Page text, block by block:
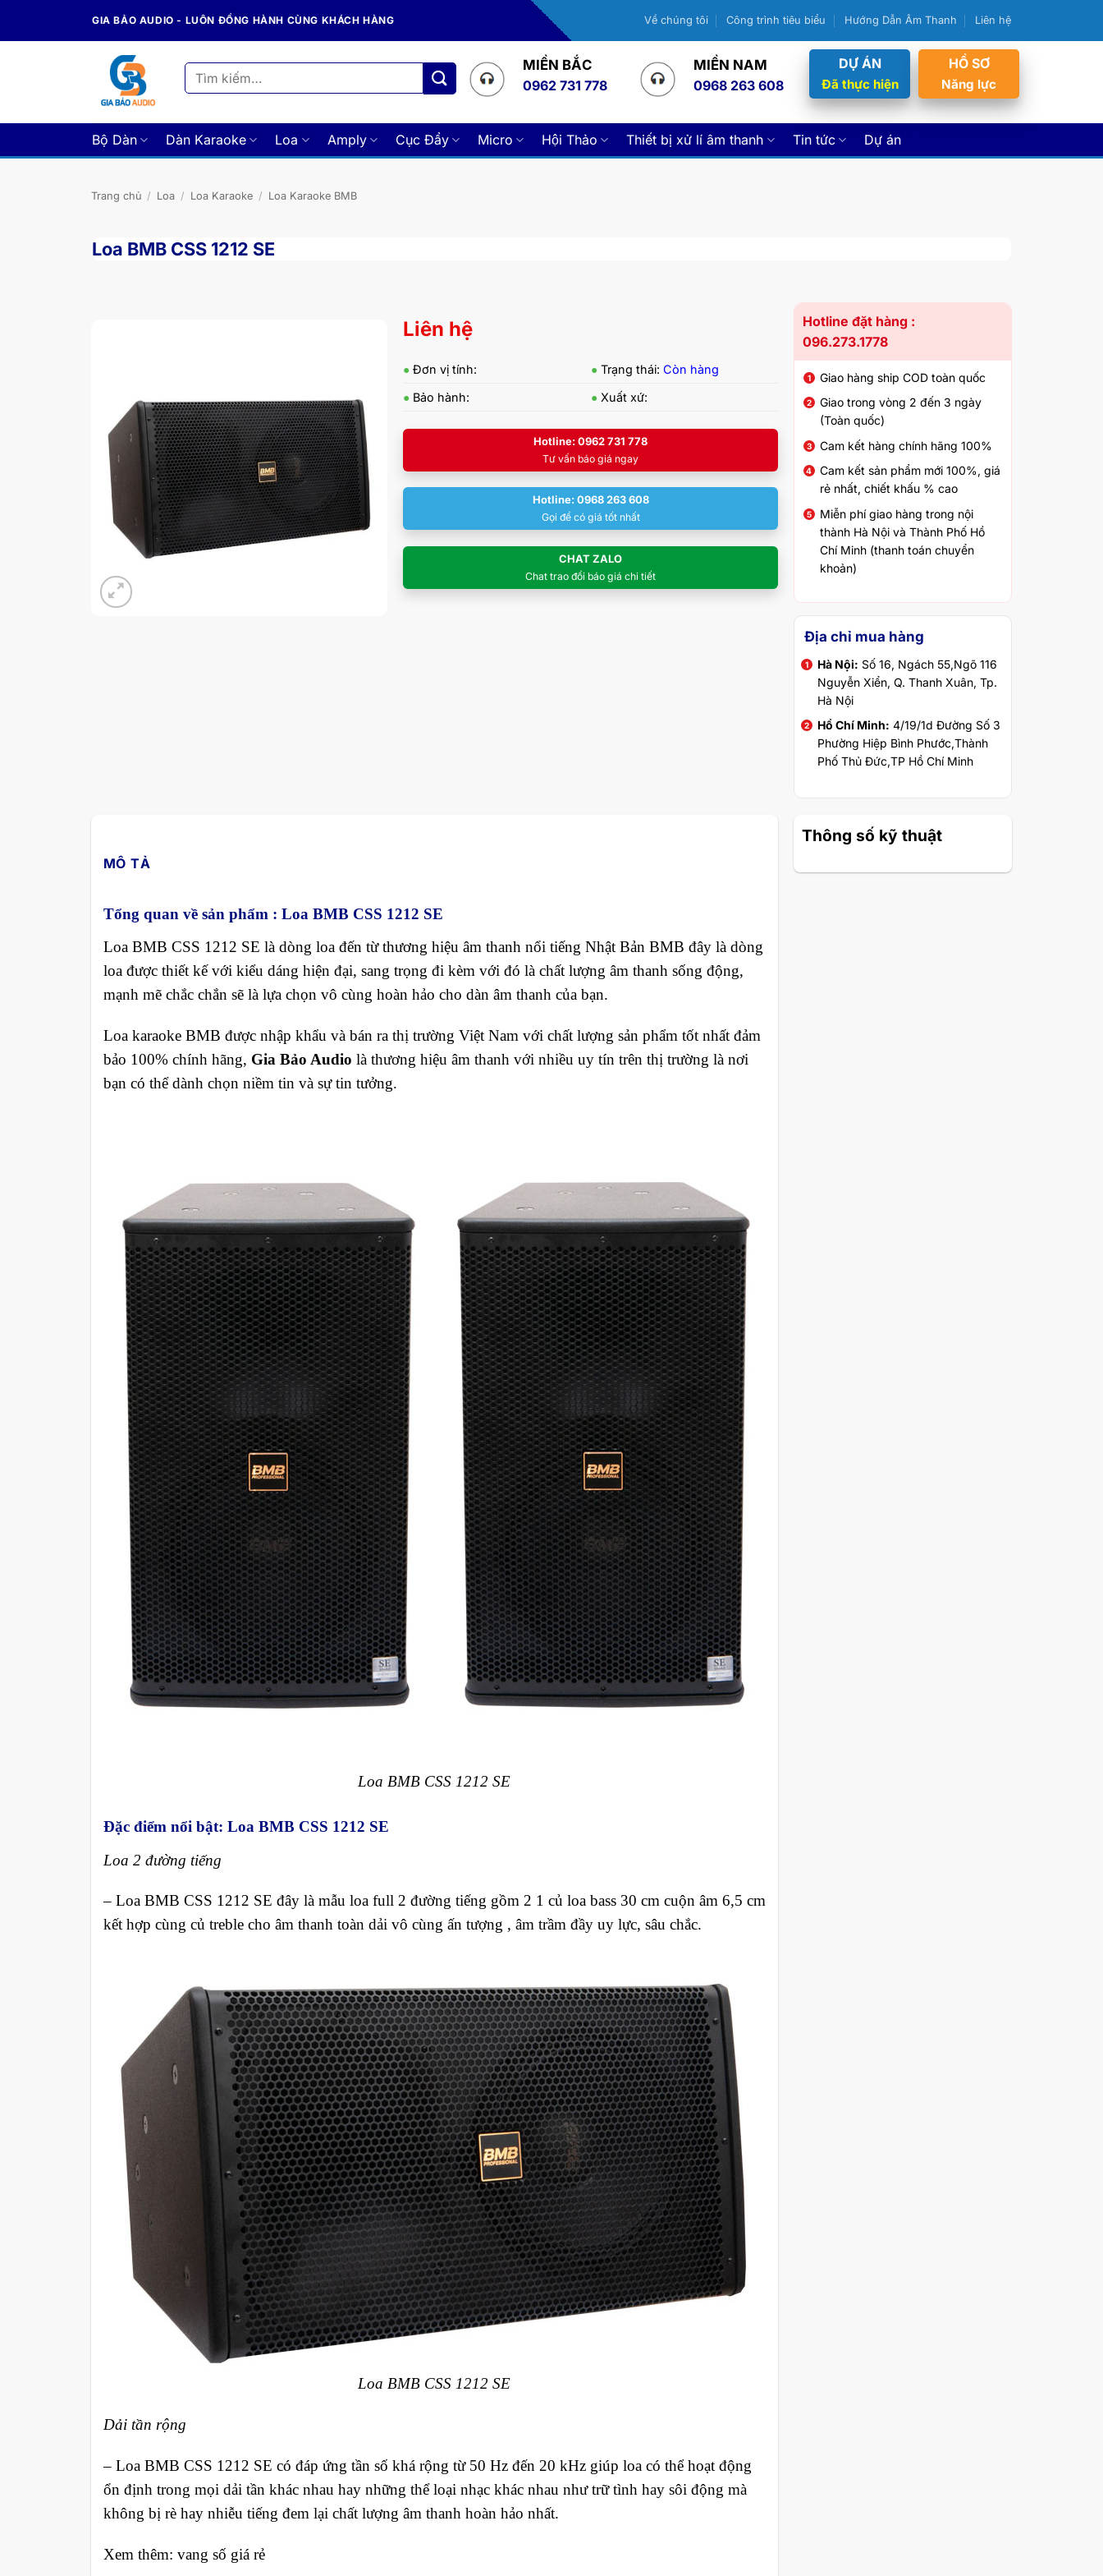
GIA BẢO AUDIO - LUÔN ĐỒNG HÀNH CÙNG KHÁCH HÀNG Về chúng tôi Công trình tiêu biểu Hướng Dẫn Âm Thanh Liên hệ
Tìm
kiếm:
MIỀN BẮC
0962 731 778
MIỀN NAM
0968 263 608
DỰ ÁN
Đã thực hiện
HỒ SƠ
Năng lực
Bộ Dàn Dàn Karaoke Loa Amply Cục Đẩy Micro Hội Thảo Thiết bị xử lí âm thanh Tin tức Dự án
Trang chủ / Loa / Loa Karaoke / Loa Karaoke BMB
Loa BMB CSS 1212 SE
Liên hệ
●Đơn vị tính: ● Trạng thái: Còn hàng
● Bảo hành: ● Xuất xứ:
Hotline: 0962 731 778
Tư vấn báo giá ngay
Hotline: 0968 263 608
Gọi để có giá tốt nhất
CHAT ZALO
Chat trao đổi báo giá chi tiết
Hotline đặt hàng :
096.273.1778
Giao hàng ship COD toàn quốc
Giao trong vòng 2 đến 3 ngày
(Toàn quốc)
Cam kết hàng chính hãng 100%
Cam kết sản phẩm mới 100%, giá
rẻ nhất, chiết khấu % cao
Miễn phí giao hàng trong nội
thành Hà Nội và Thành Phố Hồ
Chí Minh (thanh toán chuyển
khoản)
Địa chỉ mua hàng
Hà Nội: Số 16, Ngách 55,Ngõ 116
Nguyễn Xiển, Q. Thanh Xuân, Tp.
Hà Nội
Hồ Chí Minh: 4/19/1d Đường Số 3
Phường Hiệp Bình Phước,Thành
Phố Thủ Đức,TP Hồ Chí Minh
MÔ TẢ
Tổng quan về sản phẩm : Loa BMB CSS 1212 SE
Loa BMB CSS 1212 SE là dòng loa đến từ thương hiệu âm thanh nổi tiếng Nhật Bản BMB đây là dòng
loa được thiết kế với kiểu dáng hiện đại, sang trọng đi kèm với đó là chất lượng âm thanh sống động,
mạnh mẽ chắc chắn sẽ là lựa chọn vô cùng hoàn hảo cho dàn âm thanh của bạn.
Loa karaoke BMB được nhập khẩu và bán ra thị trường Việt Nam với chất lượng sản phẩm tốt nhất đảm
bảo 100% chính hãng, Gia Bảo Audio là thương hiệu âm thanh với nhiều uy tín trên thị trường là nơi
bạn có thể dành chọn niềm tin và sự tin tưởng.
Loa BMB CSS 1212 SE
Đặc điểm nổi bật: Loa BMB CSS 1212 SE
Loa 2 đường tiếng
– Loa BMB CSS 1212 SE đây là mẫu loa full 2 đường tiếng gồm 2 1 củ loa bass 30 cm cuộn âm 6,5 cm
kết hợp cùng củ treble cho âm thanh toàn dải vô cùng ấn tượng , âm trầm đầy uy lực, sâu chắc.
Loa BMB CSS 1212 SE
Dải tần rộng
– Loa BMB CSS 1212 SE có đáp ứng tần số khá rộng từ 50 Hz đến 20 kHz giúp loa có thể hoạt động
ổn định trong mọi dải tần khác nhau hay những thể loại nhạc khác nhau như trữ tình hay sôi động mà
không bị rè hay nhiễu tiếng đem lại chất lượng âm thanh hoàn hảo nhất.
Xem thêm: vang số giá rẻ
Thông số kỹ thuật